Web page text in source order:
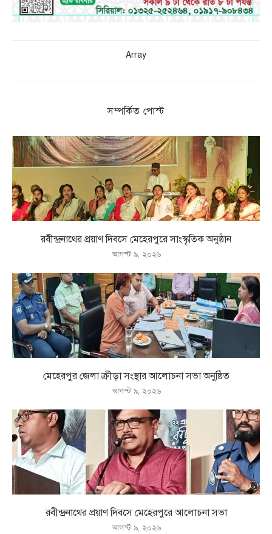
Array
সম্পর্কিত পোস্ট
রবীন্দ্রনাথের প্রয়াণ দিবসে মেহেরপুরে সাংস্কৃতিক অনুষ্ঠান
আগস্ট ৯, ২০২৬
মেহেরপুর জেলা ক্রীড়া সংস্থার আলোচনা সভা অনুষ্ঠিত
আগস্ট ৯, ২০২৬
রবীন্দ্রনাথের প্রয়াণ দিবসে মেহেরপুরে আলোচনা সভা
আগস্ট ৯, ২০২৬